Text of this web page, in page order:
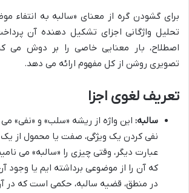
برای گشودن گره از معنای «سالبه به انتفاء
تحلیل واژگانی اجزای تشکیل دهنده آن
اصطلاح، بار معنایی خاصی را بر دوش می
تصویری روشن از کل مفهوم ارائه می دهد.
تعریف لغوی اجزا
سالبه: این واژه از ریشه «سلب» و «نفی»
نفی کردن یک ویژگی، صفت یا محمول از
عبارت دیگر، وقتی چیزی را «سالبه» می
که آن را از موضوعی برداشته ایم یا وجود
در منطق، قضیه سالبه، حکمی است که در